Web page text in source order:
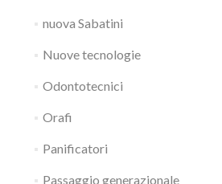
nuova Sabatini
Nuove tecnologie
Odontotecnici
Orafi
Panificatori
Passaggio generazionale